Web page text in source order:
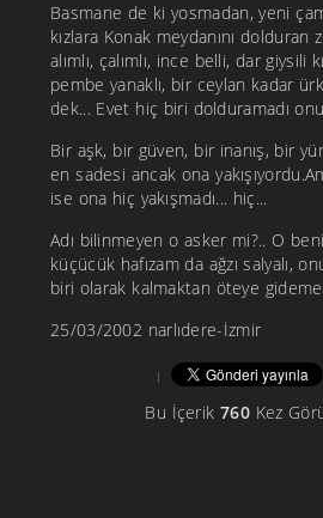
Basmane de ki yosmadan, yeni
kızlara Konak meydanını
alımlı, çalımlı, ince belli, dar giysili
pembe yanaklı, bir ceylan kadar
dek... Evet hiç biri dolduramadı
Bir aşk, bir güven, bir inanış, bir
en sadesi ancak ona
ise ona hiç yakışmadı... hiç...
Adı bilinmeyen o asker mi?.. O
küçücük hafızam da ağzı salyalı,
biri olarak kalmaktan öteye
25/03/2002 narlıdere-İzmir
Bu İçerik 760Kez